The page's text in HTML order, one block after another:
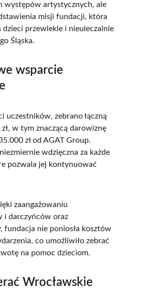
występów artystycznych, ale
misji fundacji, która
przewlekle i nieuleczalnie
Śląska.
wsparcie
uczestników, zebrano łączną
w tym znaczącą darowiznę
zł od AGAT Group.
wdzięczna za każde
pozwala jej kontynuować
zaangażowaniu
i darczyńców oraz
fundacja nie poniosła kosztów
co umożliwiło zebrać
na pomoc dzieciom.
Wrocławskie